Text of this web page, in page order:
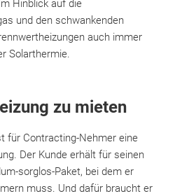
Hinblick auf die
und den schwankenden
auch immer
Solarthermie.
zu mieten
für Contracting-Nehmer eine
Der Kunde erhält für seinen
sorglos-Paket, bei dem er
muss. Und dafür braucht er